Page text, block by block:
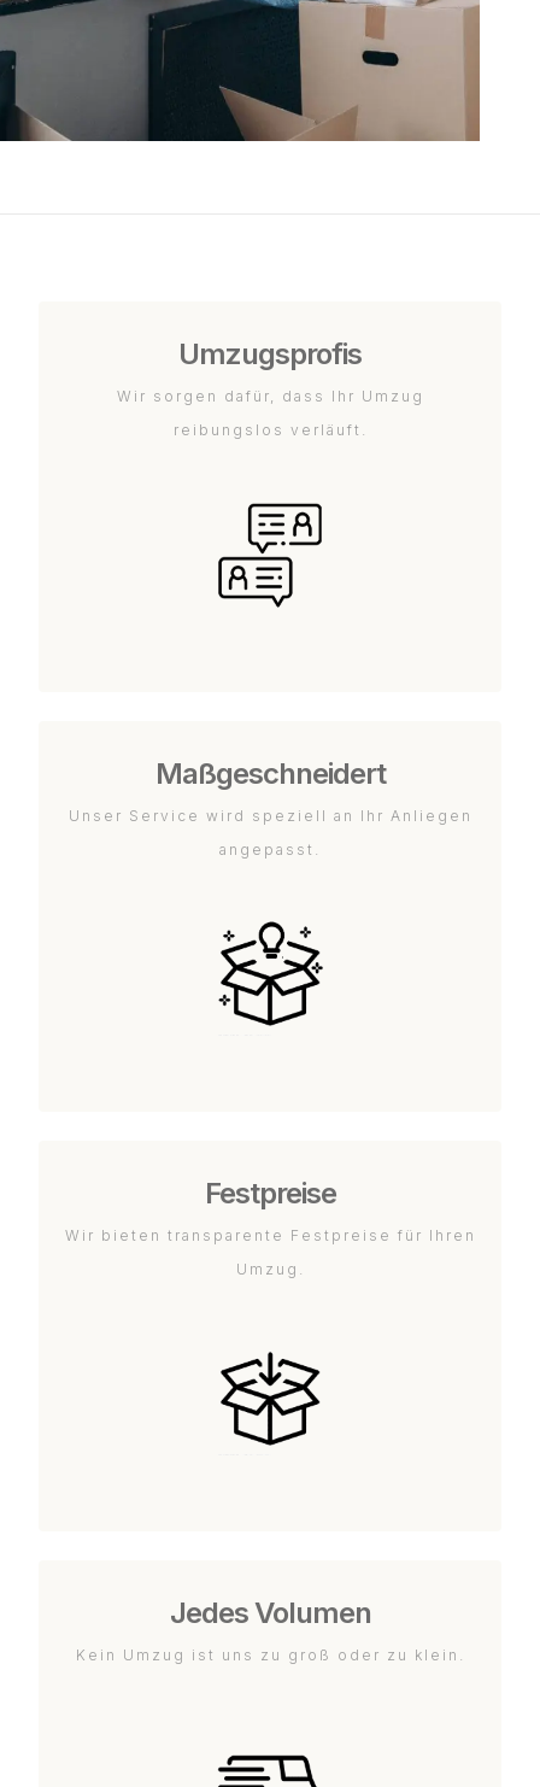
Umzugsprofis
Wir sorgen dafür, dass Ihr Umzug
reibungslos verläuft.
Maßgeschneidert
Unser Service wird speziell an Ihr Anliegen
angepasst.
Festpreise
Wir bieten transparente Festpreise für Ihren
Umzug.
Jedes Volumen
Kein Umzug ist uns zu groß oder zu klein.